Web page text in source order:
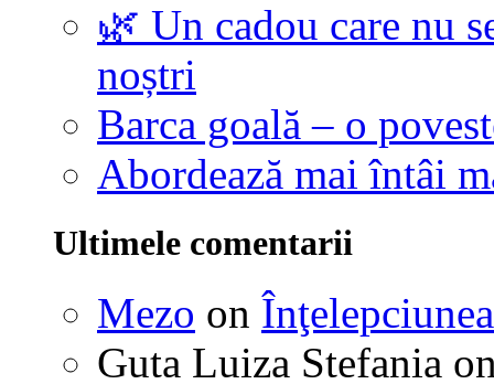
🌿 Un cadou care nu
noștri
Barca goală – o
Abordează mai întâi
Ultimele comentarii
Mezo on Înţelepciunea
Guta Luiza Stefania